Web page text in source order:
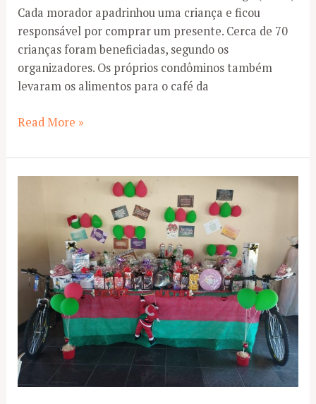
Cada morador apadrinhou uma criança e ficou
responsável por comprar um presente. Cerca de 70
crianças foram beneficiadas, segundo os
organizadores. Os próprios condôminos também
levaram os alimentos para o café da
Moradores
festa
para
funcionários
Read More »